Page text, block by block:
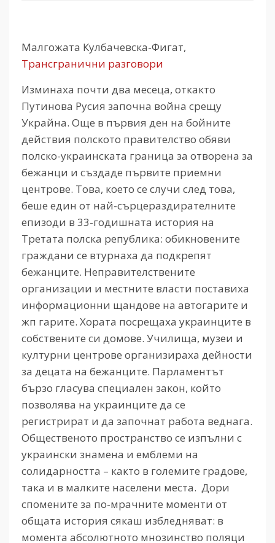
Малгожата Кулбачевска-Фигат,
Трансгранични разговори
Изминаха почти два месеца, откакто
Путинова Русия започна война срещу
Украйна. Още в първия ден на бойните
действия полското правителство обяви
полско-украинската граница за отворена за
бежанци и създаде първите приемни
центрове. Това, което се случи след това,
беше един от най-сърцераздирателните
епизоди в 33-годишната история на
Третата полска република: обикновените
граждани се втурнаха да подкрепят
бежанците. Неправителствените
организации и местните власти поставиха
информационни щандове на автогарите и
жп гарите. Хората посрещаха украинците в
собствените си домове. Училища, музеи и
културни центрове организираха дейности
за децата на бежанците. Парламентът
бързо гласува специален закон, който
позволява на украинците да се
регистрират и да започнат работа веднага.
Общественото пространство се изпълни с
украински знамена и емблеми на
солидарността – както в големите градове,
така и в малките населени места. Дори
спомените за по-мрачните моменти от
общата история сякаш избледняват: в
момента абсолютното мнозинство поляци